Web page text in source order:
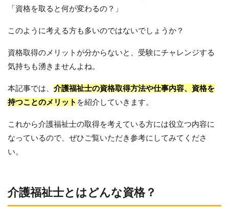
「資格を取ると何が変わるの？」
このように考える方も多いのではないでしょうか？
資格取得のメリットが分からないと、受験にチャレンジする
気持ちも湧きませんよね。
本記事では、 介護福祉士の資格取得方法や仕事内容、資格を
持つことのメリット を紹介していきます。
これから介護福祉士の取得を考えている方には役立つ内容に
なっているので、ぜひご覧いただき参考にしてみてくださ
い。
介護福祉士とはどんな資格？